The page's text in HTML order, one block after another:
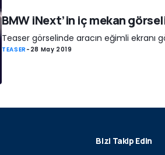
BMW iNext’in iç mekan
Teaser görselinde aracın eğimli ekranı
TEASER - 28 May 2019
Bizi Takip Edin